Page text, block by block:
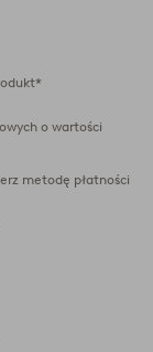
o wartości
metodę płatności